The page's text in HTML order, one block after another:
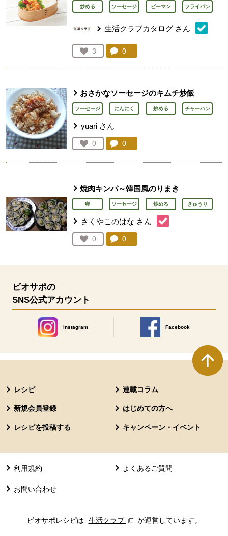
炒める ソーセージ ピーマン フライパン
生活クラブカタログ さん
お気に入り登録：
3
人が登録
コメント：
0
おさかなソーセージのキムチ炒飯
ソーセージ にんにく 炒める チャーハン
yuari さん
お気に入り登録：
0
人が登録
コメント：
0
焼肉キンパ～韓国風のりまき
卵 ソーセージ 炒める きゅうり
さくやこのはな さん
お気に入り登録：
0
人が登録
コメント：
0
ビオサポの
SNS公式アカウント
Instagram
別のウィンドウで開きます。
Facebook
別のウィンドウで開きます
レシピ 連載コラム
新規会員登録 はじめての方へ
レシピを投稿する キャンペーン・イベント
利用規約 よくあるご質問
お問い合わせ
ビオサポレシピは 生活クラブ 別のウィンドウで開きます。
が運営しています。